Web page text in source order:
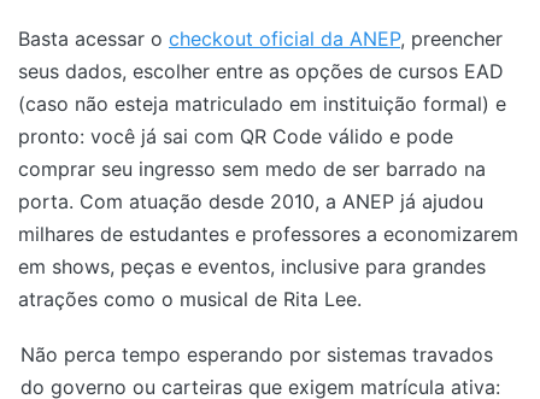
Basta acessar o checkout oficial da ANEP, preencher
seus dados, escolher entre as opções de cursos EAD
(caso não esteja matriculado em instituição formal) e
pronto: você já sai com QR Code válido e pode
comprar seu ingresso sem medo de ser barrado na
porta. Com atuação desde 2010, a ANEP já ajudou
milhares de estudantes e professores a economizarem
em shows, peças e eventos, inclusive para grandes
atrações como o musical de Rita Lee.
Não perca tempo esperando por sistemas travados
do governo ou carteiras que exigem matrícula ativa: